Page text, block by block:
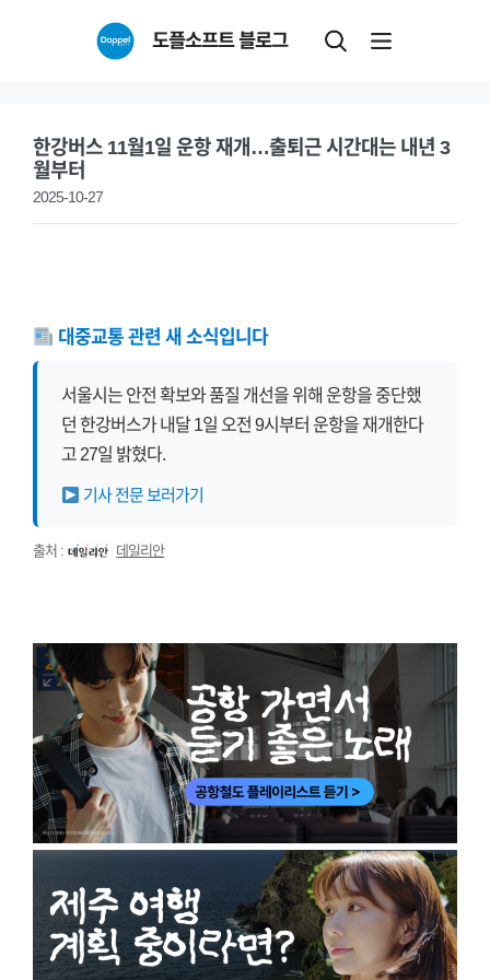
도플소프트 블로그
한강버스 11월1일 운항 재개…출퇴근 시간대는 내년 3
월부터
2025-10-27
대중교통 관련 새 소식입니다
서울시는 안전 확보와 품질 개선을 위해 운항을 중단했
던 한강버스가 내달 1일 오전 9시부터 운항을 재개한다
고 27일 밝혔다.
기사 전문 보러가기
출처 : 데일리안